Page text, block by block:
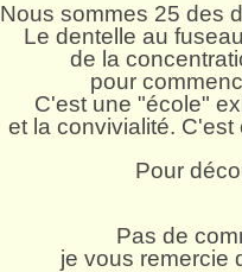
Nous sommes 25 des
Le dentelle au
de la
pour
C'est une "école"
et la convivialité.
Pour
Pas de
je vous remercie